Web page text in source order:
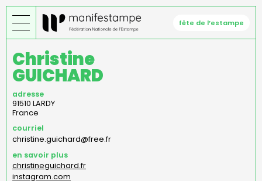
Aller
au
contenu
principal
fête de l’estampe
Christine
GUICHARD
adresse
91510 LARDY
France
courriel
christine.guichard@free.fr
en savoir plus
christineguichard.fr
instagram.com